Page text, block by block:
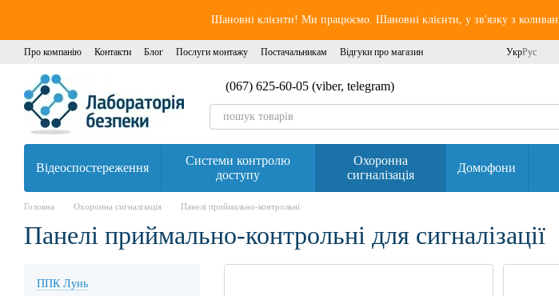
Шановні клієнти! Ми працюємо. Шановні клієнти, у зв'язку з
Про компанію Контакти Блог Послуги монтажу Постачальникам Відгуки про магазин УкрРус
(067) 625-60-05 (viber, telegram)
Відеоспостереження
Системи контролю
доступу
Охоронна
сигналізація
Домофони
Головна Охоронна сигналізація Панелі приймально-контрольні
Панелі приймально-контрольні для сигналізації
ППК Лунь